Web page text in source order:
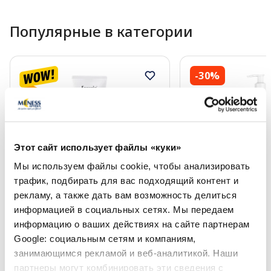
Этот сайт использует файлы «куки»
Мы используем файлы cookie, чтобы анализировать
трафик, подбирать для вас подходящий контент и
рекламу, а также дать вам возможность делиться
информацией в социальных сетях. Мы передаем
информацию о ваших действиях на сайте партнерам
Google: социальным сетям и компаниям,
занимающимся рекламой и веб-аналитикой. Наши
партнеры могут комбинировать эти сведения с
Популярные в категории
EUCERIN AtopiControl бальзам,
400 мл
22.51 € 24.49 €
-30%
PHARMACERIS E
бальзам для тела,
18.12 €